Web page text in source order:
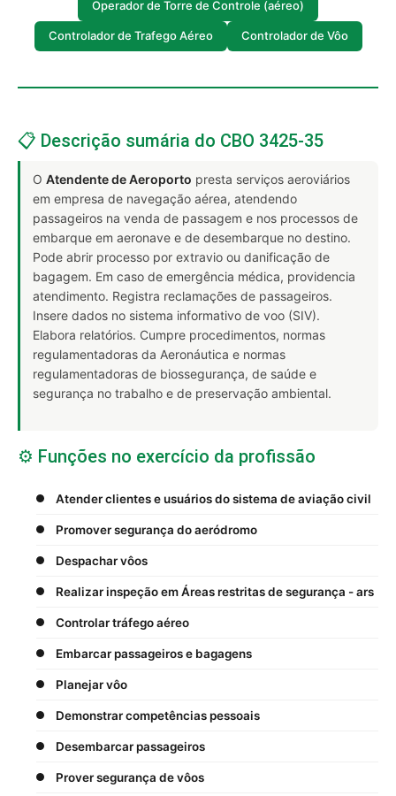
Operador de Torre de Controle (aéreo)
Controlador de Trafego Aéreo Controlador de Vôo
📋 Descrição sumária do CBO 3425-35
O Atendente de Aeroporto presta serviços aeroviários
em empresa de navegação aérea, atendendo
passageiros na venda de passagem e nos processos de
embarque em aeronave e de desembarque no destino.
Pode abrir processo por extravio ou danificação de
bagagem. Em caso de emergência médica, providencia
atendimento. Registra reclamações de passageiros.
Insere dados no sistema informativo de voo (SIV).
Elabora relatórios. Cumpre procedimentos, normas
regulamentadoras da Aeronáutica e normas
regulamentadoras de biossegurança, de saúde e
segurança no trabalho e de preservação ambiental.
⚙️ Funções no exercício da profissão
Atender clientes e usuários do sistema de aviação civil
Promover segurança do aeródromo
Despachar vôos
Realizar inspeção em Áreas restritas de segurança - ars
Controlar tráfego aéreo
Embarcar passageiros e bagagens
Planejar vôo
Demonstrar competências pessoais
Desembarcar passageiros
Prover segurança de vôos